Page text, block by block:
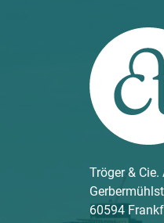
Tröger &
60594